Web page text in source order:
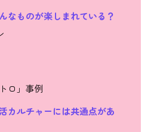
なものが楽しまれている？
ロ」事例
カルチャーには共通点があ